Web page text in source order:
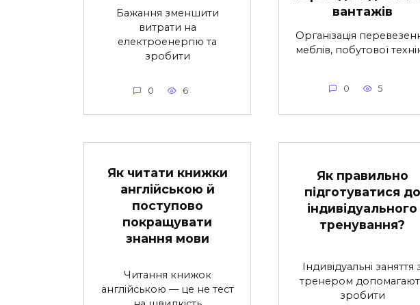
Бажання зменшити
витрати на
електроенергію та
зробити
0 6
вантажів
Організація
меблів, побутової
0 5
Як читати книжки
англійською й
поступово
покращувати
знання мови
Читання книжок
англійською — це не тест
Як правильно
підготуватися до
індивідуального
тренування?
Індивідуальні заняття
тренером
зробити